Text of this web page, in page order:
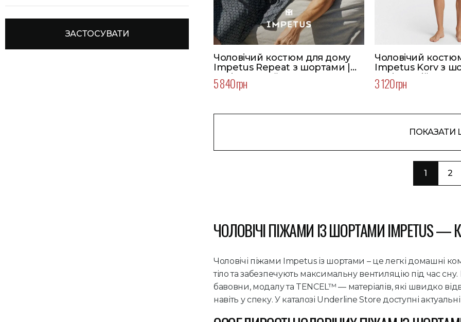
ЗАСТОСУВАТИ
Чоловічий костюм для дому
Impetus Repeat з шортами |
Колір чорний
5 840 грн
Чоловічий
Impetus Korv з
Колір синій
3 120 грн
ПОКАЗАТИ
1 2
ЧОЛОВІЧІ ПІЖАМИ ІЗ ШОРТАМИ IMPETUS —
Чоловічі піжами Impetus із шортами – це легкі домашні
тіло та забезпечують максимальну вентиляцію під час
бавовни, модалу та TENCEL™ — матеріалів, які швидко
навіть у спеку. У каталозі Underline Store доступні